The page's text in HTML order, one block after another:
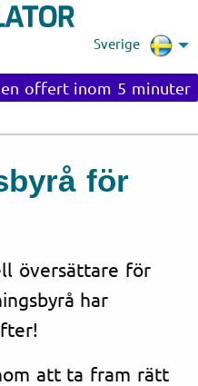
Sverige
en offert inom 5 minuter
för
översättare för
har
att ta fram rätt